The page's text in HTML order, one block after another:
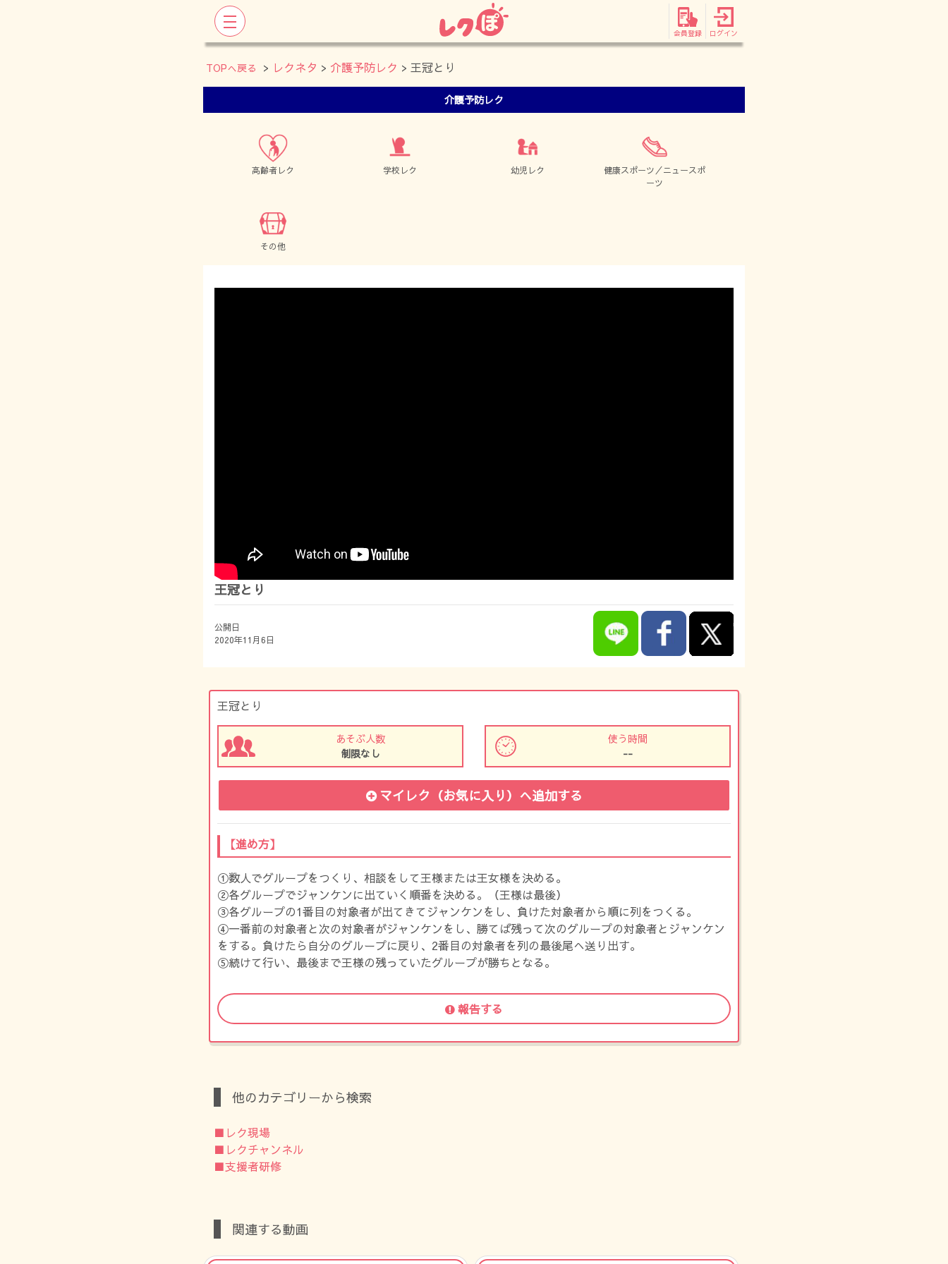
会員登録 ログイン
TOPへ戻る > レクネタ > 介護予防レク > 王冠とり
介護予防レク
高齢者レク 学校レク 幼児レク
健康スポーツ／ニュースポ
ーツ
その他
王冠とり
公開日
2020年11月6日
王冠とり
あそぶ人数
制限なし
使う時間
--
マイレク（お気に入り） へ追加する
【進め方】
①数人でグループをつくり、相談をして王様または王女様を決める。
②各グループでジャンケンに出ていく順番を決める。（王様は最後）
③各グループの1番目の対象者が出てきてジャンケンをし、負けた対象者から順に列をつくる。
④一番前の対象者と次の対象者がジャンケンをし、勝てば残って次のグループの対象者とジャンケン
をする。負けたら自分のグループに戻り、2番目の対象者を列の最後尾へ送り出す。
⑤続けて行い、最後まで王様の残っていたグループが勝ちとなる。
報告する
他のカテゴリーから検索
■レク現場
■レクチャンネル
■支援者研修
関連する動画